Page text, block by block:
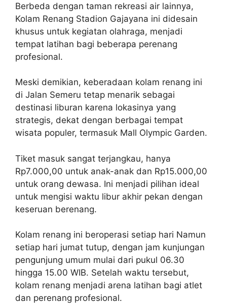
Berbeda dengan taman rekreasi air lainnya,
Kolam Renang Stadion Gajayana ini didesain
khusus untuk kegiatan olahraga, menjadi
tempat latihan bagi beberapa perenang
profesional.
Meski demikian, keberadaan kolam renang ini
di Jalan Semeru tetap menarik sebagai
destinasi liburan karena lokasinya yang
strategis, dekat dengan berbagai tempat
wisata populer, termasuk Mall Olympic Garden.
Tiket masuk sangat terjangkau, hanya
Rp7.000,00 untuk anak-anak dan Rp15.000,00
untuk orang dewasa. Ini menjadi pilihan ideal
untuk mengisi waktu libur akhir pekan dengan
keseruan berenang.
Kolam renang ini beroperasi setiap hari Namun
setiap hari jumat tutup, dengan jam kunjungan
pengunjung umum mulai dari pukul 06.30
hingga 15.00 WIB. Setelah waktu tersebut,
kolam renang menjadi arena latihan bagi atlet
dan perenang profesional.